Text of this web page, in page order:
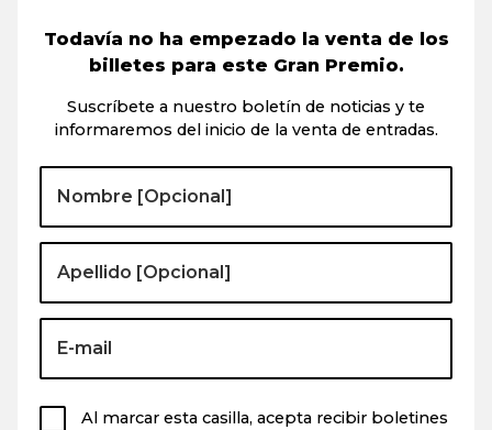
Todavía no ha empezado la venta de los
billetes para este Gran Premio.
Suscríbete a nuestro boletín de noticias y te
informaremos del inicio de la venta de entradas.
Al marcar esta casilla, acepta recibir boletines